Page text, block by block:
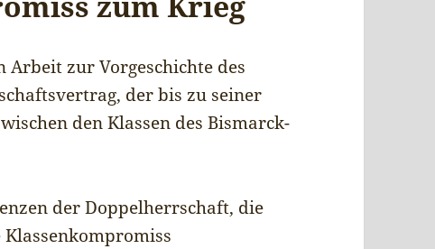
zur Vorgeschichte des
der bis zu seiner
den Klassen des Bismarck-
der Doppelherrschaft, die
Klassenkompromiss